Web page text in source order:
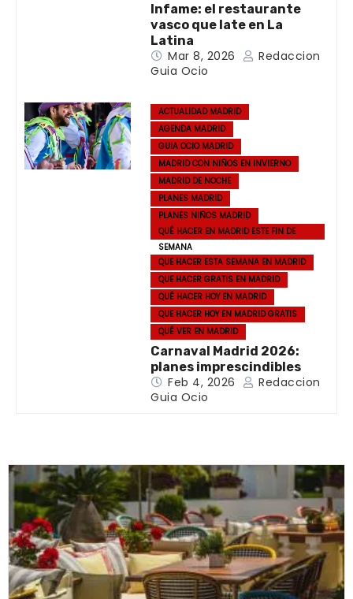
Infame: el restaurante
vasco que late en La
Latina
Mar 8, 2026
Redaccion
Guia Ocio
ACTUALIDAD MADRID
AGENDA MADRID
GUIA OCIO MADRID
MADRID CON NIÑOS EN INVIERNO
MADRID DE NOCHE
PLANES MADRID
PLANES NIÑOS MADRID
QUÉ HACER EN MADRID ESTE FIN DE
SEMANA
QUE HACER ESTA SEMANA EN MADRID
QUE HACER GRATIS EN MADRID
QUÉ HACER HOY EN MADRID
QUE HACER HOY EN MADRID GRATIS
QUÉ VER EN MADRID
Carnaval Madrid 2026:
planes imprescindibles
Feb 4, 2026
Redaccion
Guia Ocio